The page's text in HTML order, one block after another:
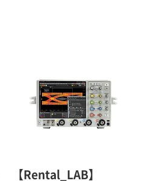
80％（割引率20％）
75％（割引率25％）
【Rental_LAB】